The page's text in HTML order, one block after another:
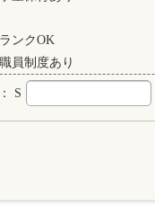
ンクOK
員制度あり
S